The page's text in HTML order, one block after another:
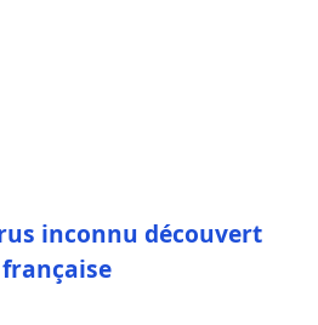
inconnu découvert